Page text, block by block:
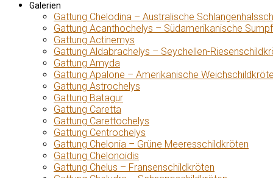
Galerien
Gattung Chelodina – Australische
Gattung Acanthochelys – Südamerikanische
Gattung Actinemys
Gattung Aldabrachelys – Seychellen-
Gattung Amyda
Gattung Apalone – Amerikanische
Gattung Astrochelys
Gattung Batagur
Gattung Caretta
Gattung Carettochelys
Gattung Centrochelys
Gattung Chelonia – Grüne Meeresschildkröten
Gattung Chelonoidis
Gattung Chelus – Fransenschildkröten